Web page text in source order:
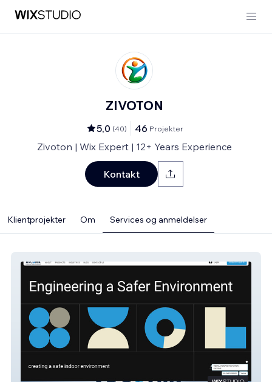
ZIVOTON
5,0 (40) 46 Projekter
Zivoton | Wix Expert | 12+ Years Experience
Kontakt
Klientprojekter Om Services og anmeldelser